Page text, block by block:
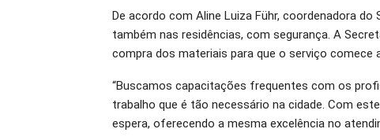
De acordo com Aline Luiza Führ, coordenadora
também nas residências, com segurança. A
compra dos materiais para que o serviço comece
“Buscamos capacitações frequentes com os
trabalho que é tão necessário na cidade. Com
espera, oferecendo a mesma excelência no